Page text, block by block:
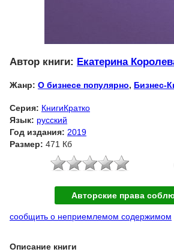
Автор книги: Екатерина
Жанр: О бизнесе популярно, Бизнес-
Серия: КнигиКратко
Язык: русский
Год издания: 2019
Размер: 471 Кб
Авторские права
сообщить о неприемлемом содержимом
Описание книги